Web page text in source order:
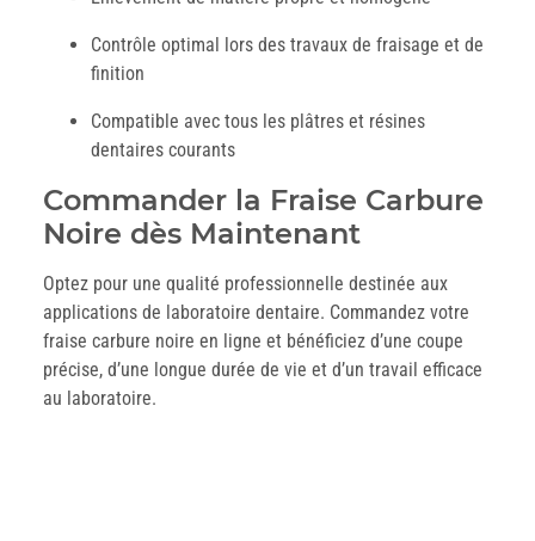
Contrôle optimal lors des travaux de fraisage et de
finition
Compatible avec tous les plâtres et résines
dentaires courants
Commander la Fraise Carbure
Noire dès Maintenant
Optez pour une qualité professionnelle destinée aux
applications de laboratoire dentaire. Commandez votre
fraise carbure noire en ligne et bénéficiez d’une coupe
précise, d’une longue durée de vie et d’un travail efficace
au laboratoire.